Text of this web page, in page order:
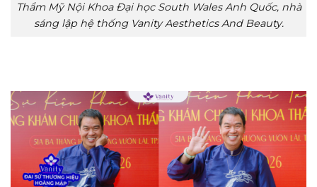
Thẩm Mỹ Nội Khoa Đại học South Wales Anh Quốc, nhà
sáng lập hệ thống Vanity Aesthetics And Beauty.